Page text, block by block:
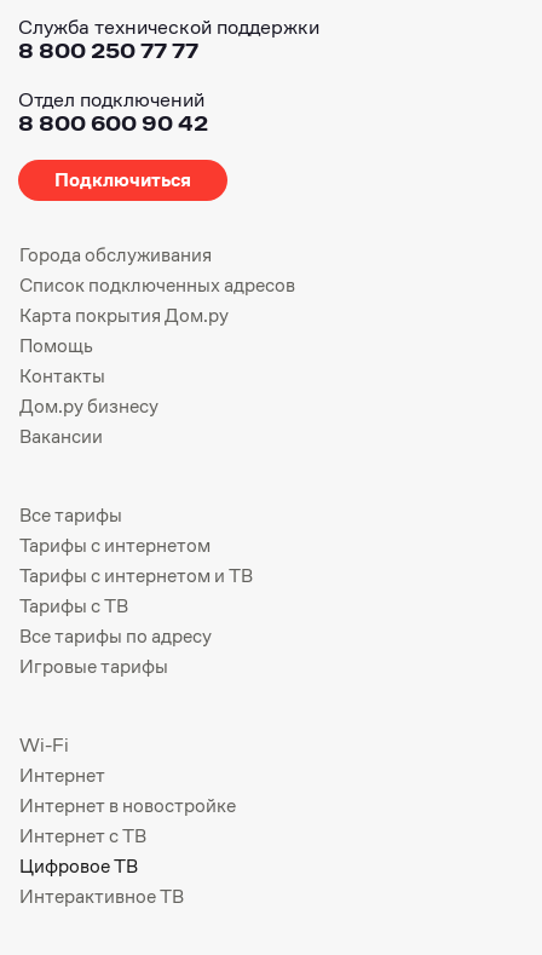
Служба технической поддержки
8 800 250 77 77
Отдел подключений
8 800 600 90 42
Подключиться
Города обслуживания
Список подключенных адресов
Карта покрытия Дом.ру
Помощь
Контакты
Дом.ру бизнесу
Вакансии
Все тарифы
Тарифы с интернетом
Тарифы с интернетом и ТВ
Тарифы с ТВ
Все тарифы по адресу
Игровые тарифы
Wi-Fi
Интернет
Интернет в новостройке
Интернет с ТВ
Цифровое ТВ
Интерактивное ТВ